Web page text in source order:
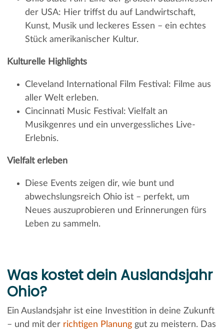
der USA: Hier triffst du auf Landwirtschaft,
Kunst, Musik und leckeres Essen – ein echtes
Stück amerikanischer Kultur.
Kulturelle Highlights
Cleveland International Film Festival: Filme aus
aller Welt erleben.
Cincinnati Music Festival: Vielfalt an
Musikgenres und ein unvergessliches Live-
Erlebnis.
Vielfalt erleben
Diese Events zeigen dir, wie bunt und
abwechslungsreich Ohio ist – perfekt, um
Neues auszuprobieren und Erinnerungen fürs
Leben zu sammeln.
Was kostet dein Auslandsjahr
Ohio?
Ein Auslandsjahr ist eine Investition in deine Zukunft
– und mit der richtigen Planunggut zu meistern. Das